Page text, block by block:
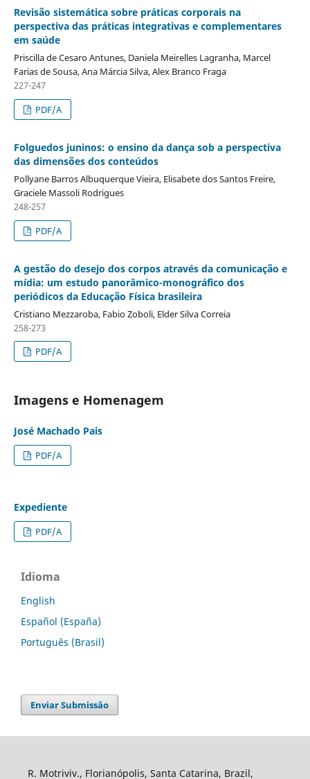
Revisão sistemática sobre práticas corporais na
perspectiva das práticas integrativas e complementares
em saúde
Priscilla de Cesaro Antunes, Daniela Meirelles Lagranha, Marcel
Farias de Sousa, Ana Márcia Silva, Alex Branco Fraga
227-247
PDF/A
Folguedos juninos: o ensino da dança sob a perspectiva
das dimensões dos conteúdos
Pollyane Barros Albuquerque Vieira, Elisabete dos Santos Freire,
Graciele Massoli Rodrigues
248-257
PDF/A
A gestão do desejo dos corpos através da comunicação e
mídia: um estudo panorâmico-monográfico dos
periódicos da Educação Física brasileira
Cristiano Mezzaroba, Fabio Zoboli, Elder Silva Correia
258-273
PDF/A
Imagens e Homenagem
José Machado Pais
PDF/A
Expediente
PDF/A
Idioma
English
Español (España)
Português (Brasil)
Enviar Submissão
R. Motriviv., Florianópolis, Santa Catarina, Brazil,